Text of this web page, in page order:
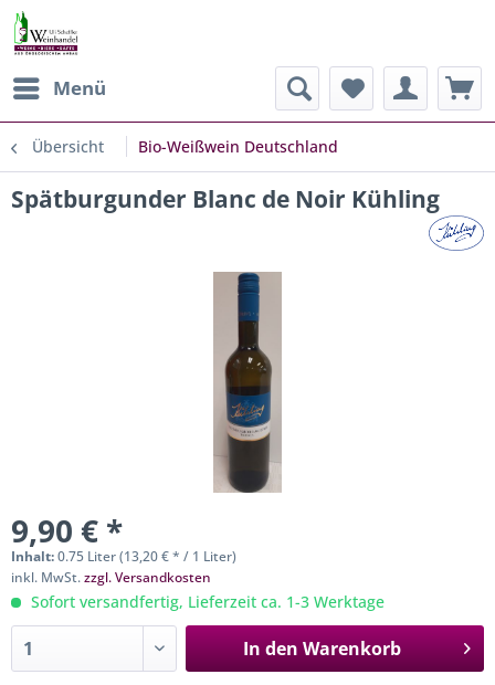
Menü
Übersicht Bio-Weißwein Deutschland
Spätburgunder Blanc de Noir Kühling
9,90 € *
Inhalt:0.75 Liter (13,20 € * / 1 Liter)
inkl. MwSt.zzgl. Versandkosten
Sofort versandfertig, Lieferzeit ca. 1-3 Werktage
In den Warenkorb